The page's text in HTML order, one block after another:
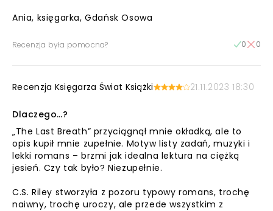
Ania, księgarka, Gdańsk Osowa
Recenzja była pomocna? 0 0
Recenzja Księgarza Świat Książki 21.11.2023 18:30
Dlaczego…?
„The Last Breath” przyciągnął mnie okładką, ale to
opis kupił mnie zupełnie. Motyw listy zadań, muzyki i
lekki romans – brzmi jak idealna lektura na ciężką
jesień. Czy tak było? Niezupełnie.
C.S. Riley stworzyła z pozoru typowy romans, trochę
naiwny, trochę uroczy, ale przede wszystkim z